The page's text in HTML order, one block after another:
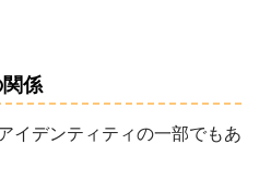
係
イデンティティの一部でもあ